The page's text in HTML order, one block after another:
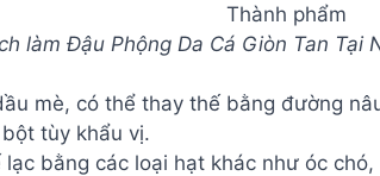
Thành phẩm
làm Đậu Phộng Da Cá Giòn Tan Tại
mè, có thể thay thế bằng đường
tùy khẩu vị.
bằng các loại hạt khác như óc chó,